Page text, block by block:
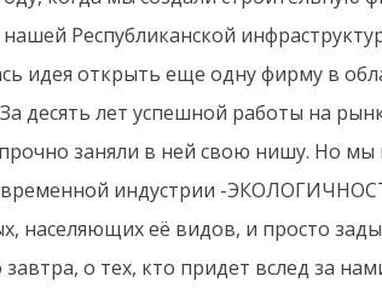
Республиканской
идея открыть еще одну фирму в
За десять лет успешной работы на
заняли в ней свою нишу. Но мы
индустрии -
населяющих её видов, и просто
о тех, кто придет вслед за